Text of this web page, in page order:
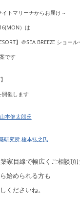
トマリーナからお届け～
）は
】＠SEA BREEZE ショール
です
開催します
本健太郎氏
研究所 榎本弘之氏
家目線で幅広くご相談頂
始められる方も
くださいね。